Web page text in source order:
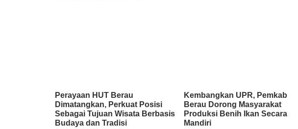
Perayaan HUT Berau
Dimatangkan, Perkuat Posisi
Sebagai Tujuan Wisata Berbasis
Budaya dan Tradisi
Kembangkan UPR, Pemkab
Berau Dorong Masyarakat
Produksi Benih Ikan Secara
Mandiri